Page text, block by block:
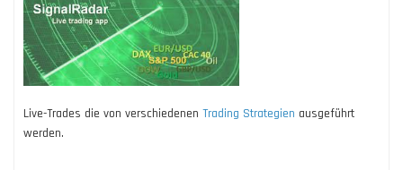
Live-Trades die von verschiedenen Trading Strategien ausgeführt
werden.